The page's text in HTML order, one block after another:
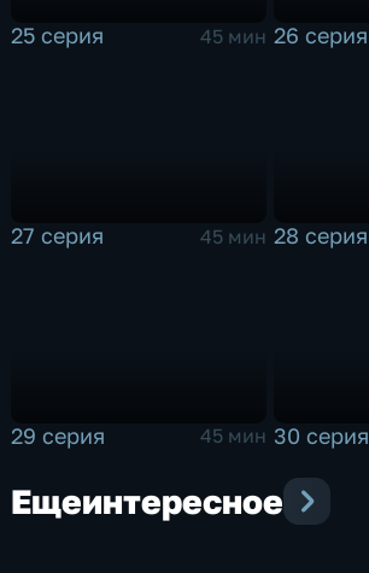
25 серия 45 мин 26 серия
27 серия 45 мин 28 серия
29 серия 45 мин 30 серия
Ещеинтересное